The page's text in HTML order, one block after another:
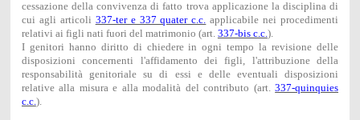
cessazione della convivenza di fatto trova applicazione la disciplina di
cui agli articoli 337-ter e 337 quater c.c. applicabile nei procedimenti
relativi ai figli nati fuori del matrimonio (art. 337-bis c.c. ).
I genitori hanno diritto di chiedere in ogni tempo la revisione delle
disposizioni concernenti l'affidamento dei figli, l'attribuzione della
responsabilità genitoriale su di essi e delle eventuali disposizioni
relative alla misura e alla modalità del contributo (art.337-quinquies
c.c. ).